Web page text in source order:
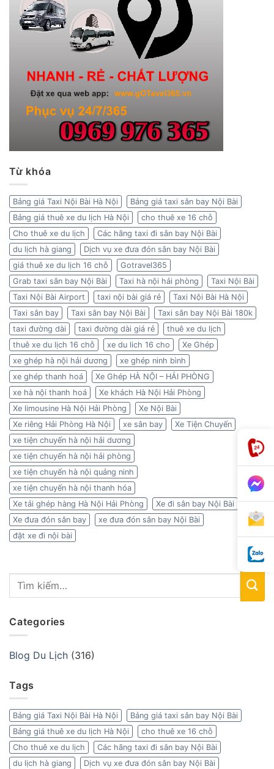
Từ khóa
Bảng giá Taxi Nội Bài Hà Nội
Bảng giá taxi sân bay Nội Bài
Bảng giá thuê xe du lịch Hà Nội
cho thuê xe 16 chỗ
Cho thuê xe du lịch
Các hãng taxi đi sân bay Nội Bài
du lịch hà giang
Dịch vụ xe đưa đón sân bay Nội Bài
giá thuê xe du lịch 16 chỗ
Gotravel365
Grab taxi sân bay Nội Bài
Taxi hà nội hải phòng
Taxi Nội Bài
Taxi Nội Bài Airport
taxi nội bài giá rẻ
Taxi Nội Bài Hà Nội
Taxi sân bay
Taxi sân bay Nội Bài
Taxi sân bay Nội Bài 180k
taxi đường dài
taxi đường dài giá rẻ
thuê xe du lịch
thuê xe du lịch 16 chỗ
xe du lich 16 cho
Xe Ghép
xe ghép hà nội hải dương
xe ghép ninh bình
xe ghép thanh hoá
Xe Ghép HÀ NỘI – HẢI PHÒNG
xe hà nội thanh hoá
Xe khách Hà Nội Hải Phòng
Xe limousine Hà Nội Hải Phòng
Xe Nội Bài
Xe riêng Hải Phòng Hà Nội
xe sân bay
Xe Tiện Chuyến
xe tiện chuyến hà nội hải dương
xe tiện chuyến hà nội hải phòng
xe tiện chuyến hà nội quảng ninh
xe tiện chuyến hà nội thanh hóa
Xe tải ghép hàng Hà Nội Hải Phòng
Xe đi sân bay Nội Bài
Xe đưa đón sân bay
xe đưa đón sân bay Nội Bài
đặt xe đi nội bài
Categories
Blog Du Lịch (316)
Tags
Bảng giá Taxi Nội Bài Hà Nội
Bảng giá taxi sân bay Nội Bài
Bảng giá thuê xe du lịch Hà Nội
cho thuê xe 16 chỗ
Cho thuê xe du lịch
Các hãng taxi đi sân bay Nội Bài
du lịch hà giang
Dịch vụ xe đưa đón sân bay Nội Bài